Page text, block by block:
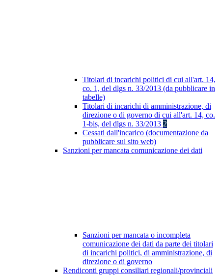
Titolari di incarichi politici di cui all'art. 14,
co. 1, del dlgs n. 33/2013 (da pubblicare in
tabelle)
Titolari di incarichi di amministrazione, di
direzione o di governo di cui all'art. 14, co.
1-bis, del dlgs n. 33/2013 2
Cessati dall'incarico (documentazione da
pubblicare sul sito web)
Sanzioni per mancata comunicazione dei dati
Sanzioni per mancata o incompleta
comunicazione dei dati da parte dei titolari
di incarichi politici, di amministrazione, di
direzione o di governo
Rendiconti gruppi consiliari regionali/provinciali